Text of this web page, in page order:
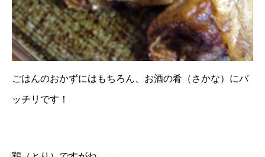
ごはんのおかずにはもちろん、お酒の肴（さかな）にバ
ッチリです！